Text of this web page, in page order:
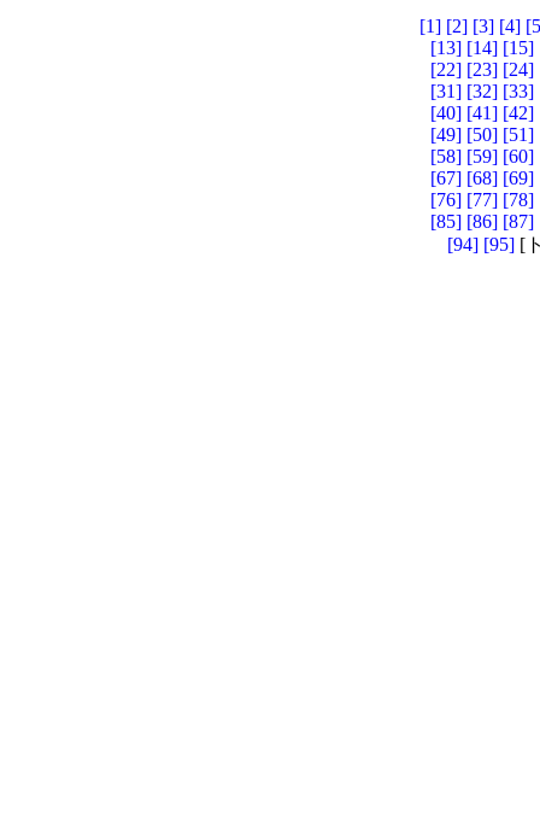
[1] [2] [3] [4]
[13] [14] [15]
[22] [23] [24]
[31] [32] [33]
[40] [41] [42]
[49] [50] [51]
[58] [59] [60]
[67] [68] [69]
[76] [77] [78]
[85] [86] [87]
[94] [95] [